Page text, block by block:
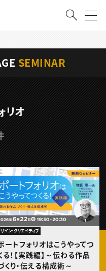
会員登録
SEMINAR
リオ
イン・クリエイティブ
ートフォリオはこうやってつ
る！【実践編】～伝わる作品
くり・伝える構成術～